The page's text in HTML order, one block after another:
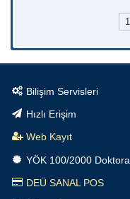
1
Bilişim Servisleri
Hızlı Erişim
Web Kayıt
YÖK 100/2000 Doktora
DEÜ SANAL POS